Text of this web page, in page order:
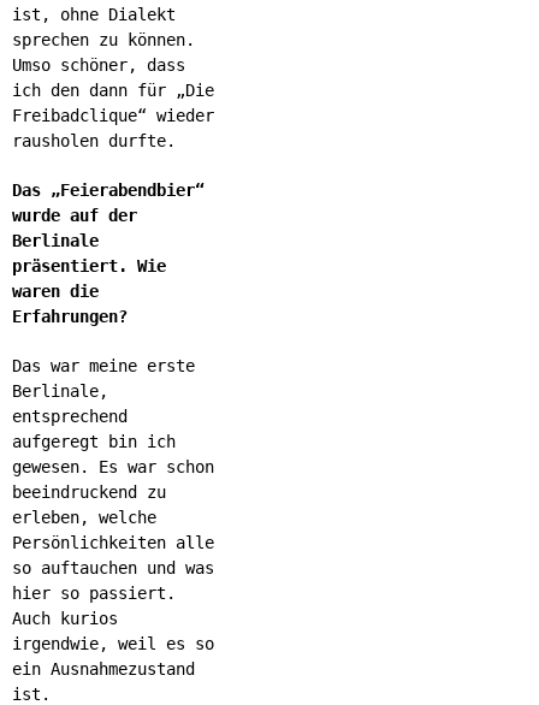
ist, ohne Dialekt
sprechen zu können.
Umso schöner, dass
ich den dann für „Die
Freibadclique“ wieder
rausholen durfte.
Das „Feierabendbier“
wurde auf der
Berlinale
präsentiert. Wie
waren die
Erfahrungen?
Das war meine erste
Berlinale,
entsprechend
aufgeregt bin ich
gewesen. Es war schon
beeindruckend zu
erleben, welche
Persönlichkeiten alle
so auftauchen und was
hier so passiert.
Auch kurios
irgendwie, weil es so
ein Ausnahmezustand
ist.